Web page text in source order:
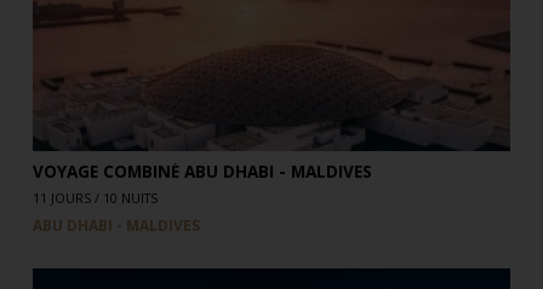
VOYAGE COMBINÉ ABU DHABI - MALDIVES
11 JOURS / 10 NUITS
ABU DHABI - MALDIVES